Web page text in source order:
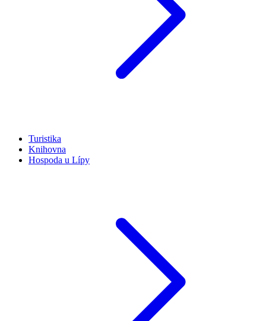
Turistika
Knihovna
Hospoda u Lípy